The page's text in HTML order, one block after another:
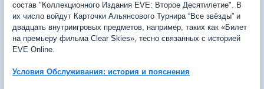
состав "Коллекционного Издания EVE: Второе Десятилетие". В
их число войдут Карточки Альянсового Турнира “Все звёзды” и
двадцать внутриигровых предметов, например, таких как «Билет
на премьеру фильма Clear Skies», тесно связанных с историей
EVE Online.
Условия Обслуживания: история и пояснения